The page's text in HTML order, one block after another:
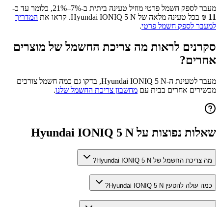
מעבר לספק חשמל פרטי מוזיל טעינה ביתית ב-7%–21%, כלומר עד כ-
11
₪ בכל טעינה מלאה של Hyundai IONIQ 5 N. קראו את המדריך
למעבר לספק חשמל פרטי.
סקרנים לראות מה צריכת החשמל של מוצרים
אחרים?
מעבר לטעינת ה-Hyundai IONIQ 5 N, בדקו גם כמה חשמל צורכים
מכשירים אחרים בבית עם מחשבון צריכת החשמל שלנו.
שאלות נפוצות עלHyundai IONIQ 5 N
מה צריכת החשמל של Hyundai IONIQ 5 N?
כמה עולה להטעין Hyundai IONIQ 5 N?